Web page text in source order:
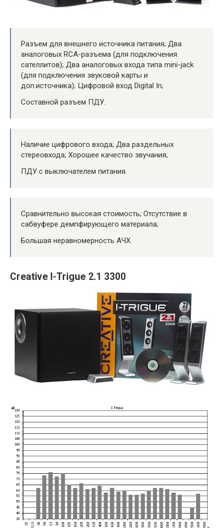
Разъем для внешнего источника питания; Два
аналоговых RCA-разъема (для подключения
сателлитов); Два аналоговых входа типа mini-jack
(для подключения звуковой карты и
доп.источника); Цифровой вход Digital In;
Составной разъем ПДУ.
Наличие цифрового входа; Два раздельных
стереовхода; Хорошее качество звучания;
ПДУ с выключателем питания.
Сравнительно высокая стоимость; Отсутствие в
сабвуфере демпфирующего материала;
Большая неравномерность АЧХ.
Creative I-Trigue 2.1 3300